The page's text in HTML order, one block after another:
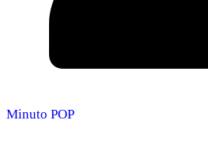
Minuto POP